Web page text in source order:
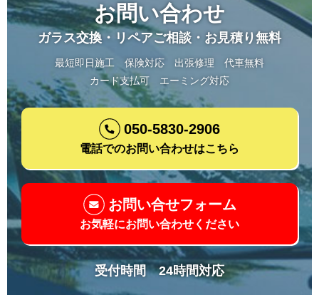
お問い合わせ
ガラス交換・リペアご相談・お見積り無料
最短即日施工 保険対応 出張修理
代車無料
カード支払可
エーミング対応
050-5830-2906
電話でのお問い合わせはこちら
お問い合せフォーム
お気軽にお問い合わせください
受付時間 24時間対応